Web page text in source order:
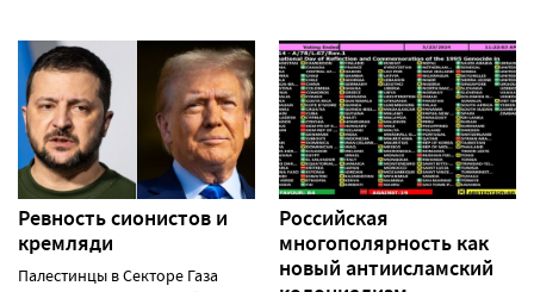
Ревность сионистов и
кремляди
Палестинцы в Секторе Газа
Российская
многополярность как
новый антиисламский